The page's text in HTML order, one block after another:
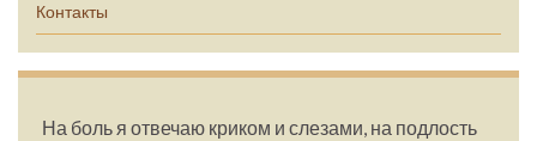
Контакты
На боль я отвечаю криком и слезами, на подлость